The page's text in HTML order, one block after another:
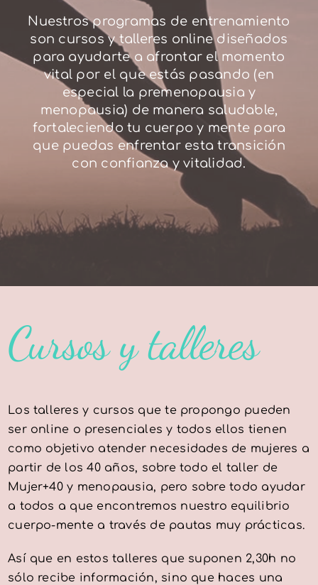
Carrito
Nuestros programas de entrenamiento
son cursos y talleres online diseñados
para ayudarte a afrontar el momento
vital por el que estás pasando (en
especial la premenopausia y
menopausia) de manera saludable,
fortaleciendo tu cuerpo y mente para
que puedas enfrentar esta transición
con confianza y vitalidad.
Cursos y talleres
Los talleres y cursos que te propongo pueden
ser online o presenciales y todos ellos tienen
como objetivo atender necesidades de mujeres a
partir de los 40 años, sobre todo el taller de
Mujer+40 y menopausia, pero sobre todo ayudar
a todos a que encontremos nuestro equilibrio
cuerpo-mente a través de pautas muy prácticas.
Así que en estos talleres que suponen 2,30h no
sólo recibe información, sino que haces una